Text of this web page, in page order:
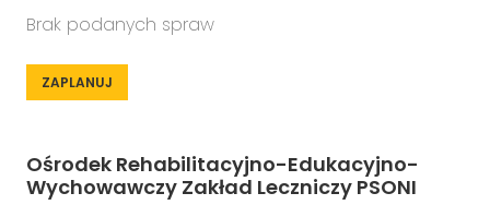
Brak podanych spraw
ZAPLANUJ
Ośrodek Rehabilitacyjno-Edukacyjno-
Wychowawczy Zakład Leczniczy PSONI